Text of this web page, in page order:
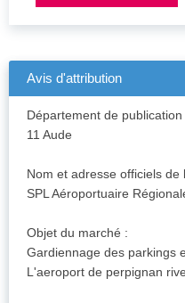
Avis d'attribution
Département de publication
11 Aude
Nom et adresse officiels
SPL Aéroportuaire
Objet du marché :
Gardiennage des parkings
L'aeroport de perpignan